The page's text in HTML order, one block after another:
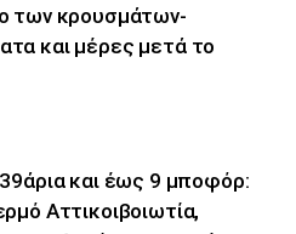
των κρουσμάτων-
και μέρες μετά το
και έως 9 μποφόρ:
Αττικοιβοιωτία,